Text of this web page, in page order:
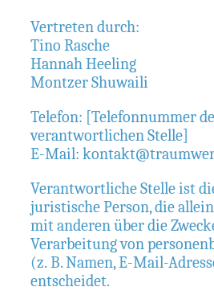
Vertreten durch:
Tino Rasche
Hannah Heeling
Montzer Shuwaili
Telefon: [Telefonnummer
verantwortlichen Stelle]
E-Mail:
Verantwortliche Stelle ist
juristische Person, die
mit anderen über die
Verarbeitung von
(z. B. Namen, E-Mail-
entscheidet.